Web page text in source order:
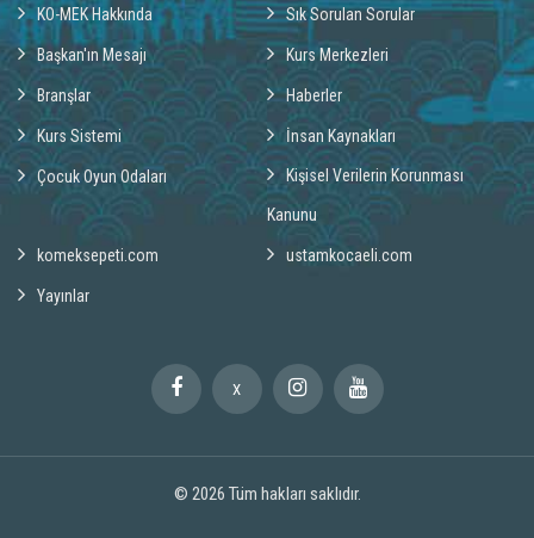
KO-MEK Hakkında Sık Sorulan Sorular
Başkan'ın Mesajı Kurs Merkezleri
Branşlar Haberler
Kurs Sistemi İnsan Kaynakları
Çocuk Oyun Odaları Kişisel Verilerin Korunması
Kanunu
komeksepeti.com ustamkocaeli.com
Yayınlar
X
© 2026 Tüm hakları saklıdır.